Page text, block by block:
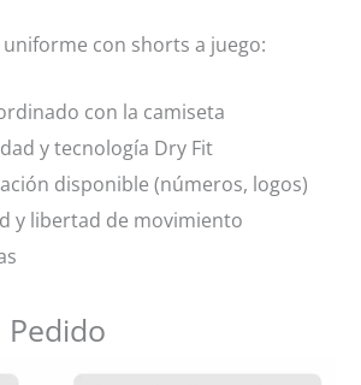
con shorts a juego:
con la camiseta
y tecnología Dry Fit
disponible (números, logos)
y libertad de movimiento
Pedido